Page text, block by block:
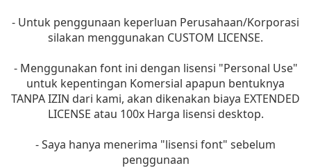
- Untuk penggunaan keperluan Perusahaan/Korporasi
silakan menggunakan CUSTOM LICENSE.
- Menggunakan font ini dengan lisensi "Personal Use"
untuk kepentingan Komersial apapun bentuknya
TANPA IZIN dari kami, akan dikenakan biaya EXTENDED
LICENSE atau 100x Harga lisensi desktop.
- Saya hanya menerima "lisensi font" sebelum
penggunaan